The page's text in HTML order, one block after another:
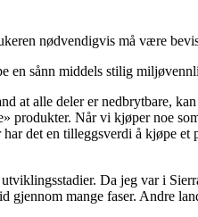
nødvendigvis må være
en sånn middels stilig
at alle deler er nedbrytbare,
produkter. Når vi kjøper noe
det en tilleggsverdi å kjøpe
Da jeg var i
mange faser. Andre